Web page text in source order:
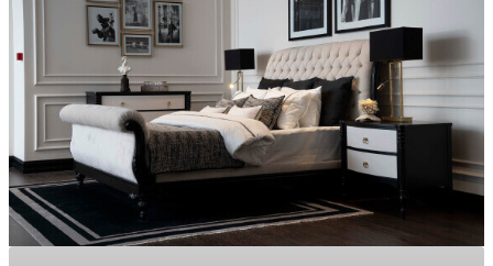
LIFE STYLE
EN ÇOK SATAN